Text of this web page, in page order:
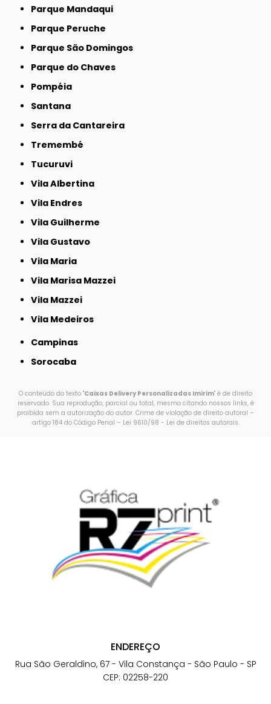
Parque Mandaqui
Parque Peruche
Parque São Domingos
Parque do Chaves
Pompéia
Santana
Serra da Cantareira
Tremembé
Tucuruvi
Vila Albertina
Vila Endres
Vila Guilherme
Vila Gustavo
Vila Maria
Vila Marisa Mazzei
Vila Mazzei
Vila Medeiros
Campinas
Sorocaba
O conteúdo do texto "Caixas Delivery Personalizadas Imirim" é de direito
reservado. Sua reprodução, parcial ou total, mesmo citando nossos links, é
proibida sem a autorização do autor. Crime de violação de direito autoral –
artigo 184 do Código Penal – Lei 9610/98 - Lei de direitos autorais.
ENDEREÇO
Rua São Geraldino, 67 - Vila Constança - São Paulo - SP
CEP: 02258-220